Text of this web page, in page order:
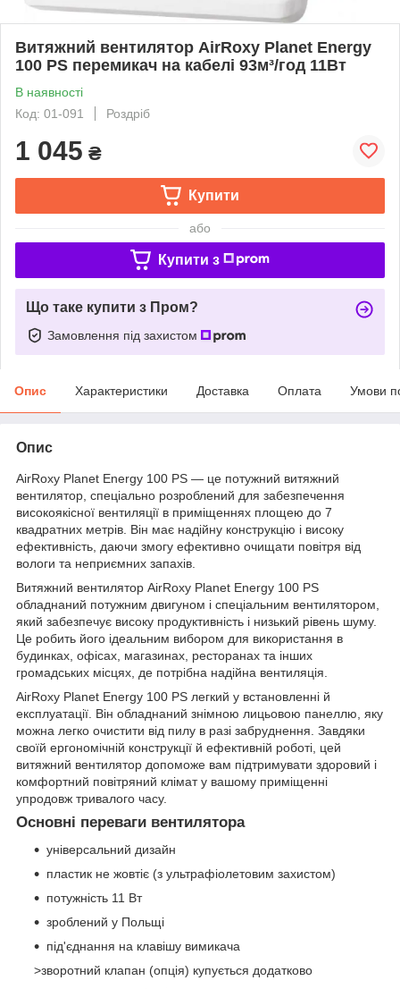
Витяжний вентилятор AirRoxy Planet Energy
100 PS перемикач на кабелі 93м³/год 11Вт
В наявності
Код: 01-091
Роздріб
1 045 ₴
Купити
або
Купити з
Що таке купити з Пром?
Замовлення під захистом
Опис Характеристики Доставка Оплата Умови
Опис
AirRoxy Planet Energy 100 PS — це потужний витяжний
вентилятор, спеціально розроблений для забезпечення
високоякісної вентиляції в приміщеннях площею до 7
квадратних метрів. Він має надійну конструкцію і високу
ефективність, даючи змогу ефективно очищати повітря від
вологи та неприємних запахів.
Витяжний вентилятор AirRoxy Planet Energy 100 PS
обладнаний потужним двигуном і спеціальним вентилятором,
який забезпечує високу продуктивність і низький рівень шуму.
Це робить його ідеальним вибором для використання в
будинках, офісах, магазинах, ресторанах та інших
громадських місцях, де потрібна надійна вентиляція.
AirRoxy Planet Energy 100 PS легкий у встановленні й
експлуатації. Він обладнаний знімною лицьовою панеллю, яку
можна легко очистити від пилу в разі забруднення. Завдяки
своїй ергономічній конструкції й ефективній роботі, цей
витяжний вентилятор допоможе вам підтримувати здоровий і
комфортний повітряний клімат у вашому приміщенні
упродовж тривалого часу.
Основні переваги вентилятора
універсальний дизайн
пластик не жовтіє (з ультрафіолетовим захистом)
потужність 11 Вт
зроблений у Польщі
під'єднання на клавішу вимикача
>зворотний клапан (опція) купується додатково